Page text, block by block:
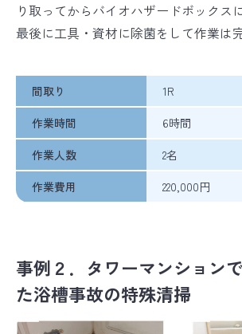
り取ってからバイオハザードボックス
最後に工具・資材に除菌をして作業は
間取り
1R
作業時間
6時間
作業人数
2名
作業費用
220,000円
事例２．タワーマンション
た浴槽事故の特殊清掃